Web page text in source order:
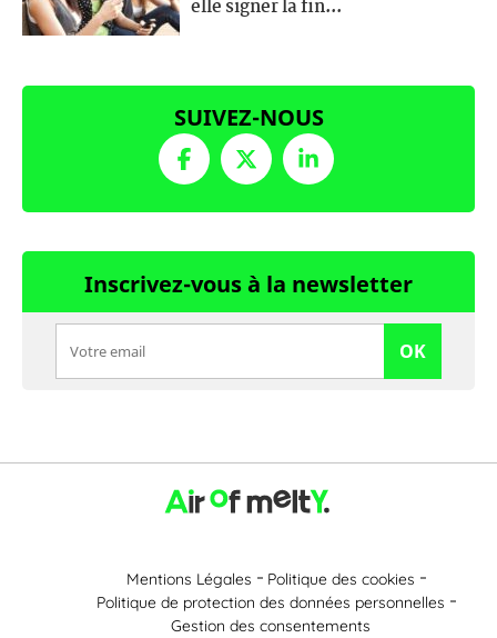
elle signer la fin...
SUIVEZ-NOUS
Inscrivez-vous à la newsletter
OK
Mentions Légales
Politique des cookies
Politique de protection des données personnelles
Gestion des consentements